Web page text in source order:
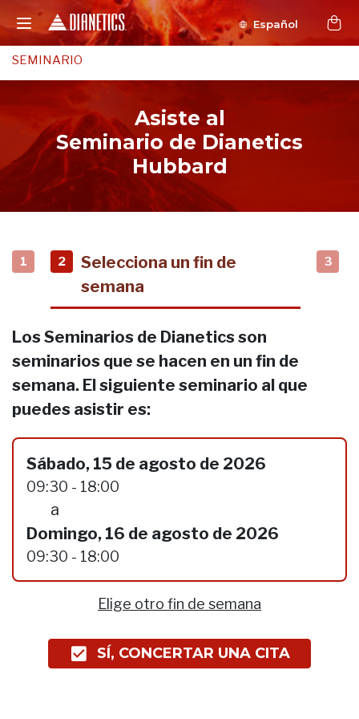
Español
SEMINARIO
Asiste al
Seminario de Dianetics
Hubbard
1 2
Selecciona un fin de
semana
3
Los Seminarios de Dianetics son
seminarios que se hacen en un fin de
semana. El siguiente seminario al que
puedes asistir es:
Sábado, 15 de agosto de 2026
09:30 - 18:00
a
Domingo, 16 de agosto de 2026
09:30 - 18:00
Elige otro fin de semana
SÍ, CONCERTAR UNA CITA